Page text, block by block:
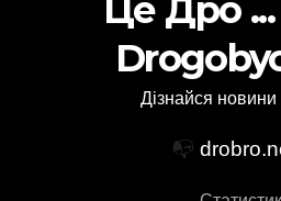
Це Дро
Дізнайся
📭